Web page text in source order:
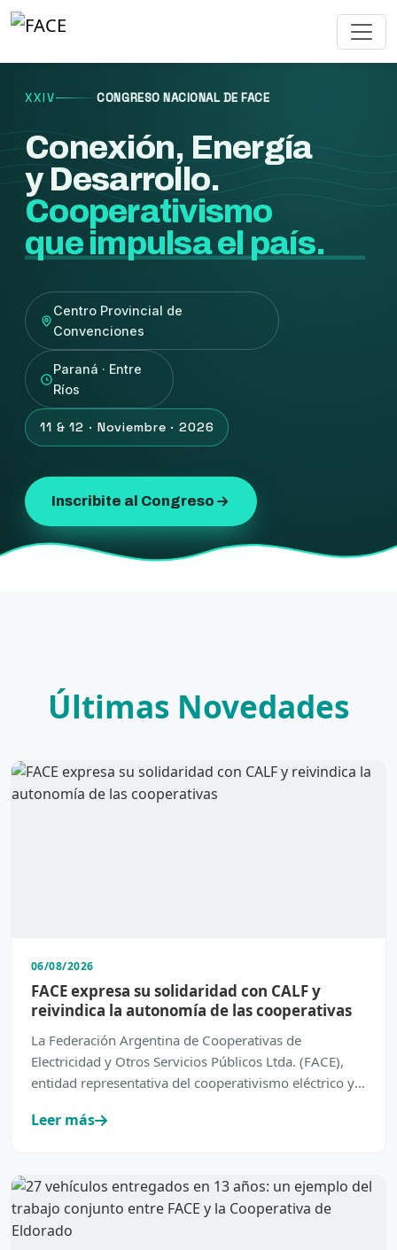
XXIV CONGRESO NACIONAL DE FACE
Conexión, Energía
y Desarrollo.
Cooperativismo
que impulsa el país.
Centro Provincial de
Convenciones
Paraná · Entre
Ríos
11 & 12 · Noviembre · 2026
Inscribite al Congreso
Últimas Novedades
06/08/2026
FACE expresa su solidaridad con CALF y
reivindica la autonomía de las cooperativas
La Federación Argentina de Cooperativas de
Electricidad y Otros Servicios Públicos Ltda. (FACE),
entidad representativa del cooperativismo eléctrico y
Leer más